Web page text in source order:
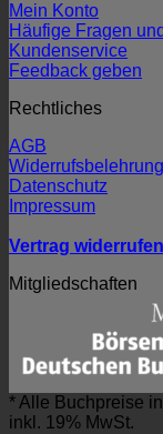
Mein Konto
Häufige Fragen
Kundenservice
Feedback geben
Rechtliches
AGB
Widerrufsbelehrung
Datenschutz
Impressum
Vertrag widerrufen
Mitgliedschaften
* Alle Buchpreise
inkl. 19% MwSt.